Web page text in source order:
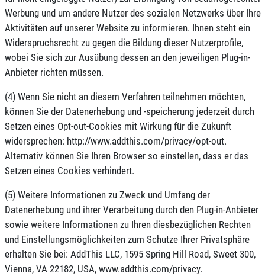
Werbung und um andere Nutzer des sozialen Netzwerks über Ihre
Aktivitäten auf unserer Website zu informieren. Ihnen steht ein
Widerspruchsrecht zu gegen die Bildung dieser Nutzerprofile,
wobei Sie sich zur Ausübung dessen an den jeweiligen Plug-in-
Anbieter richten müssen.
(4) Wenn Sie nicht an diesem Verfahren teilnehmen möchten,
können Sie der Datenerhebung und -speicherung jederzeit durch
Setzen eines Opt-out-Cookies mit Wirkung für die Zukunft
widersprechen: http://www.addthis.com/privacy/opt-out.
Alternativ können Sie Ihren Browser so einstellen, dass er das
Setzen eines Cookies verhindert.
(5) Weitere Informationen zu Zweck und Umfang der
Datenerhebung und ihrer Verarbeitung durch den Plug-in-Anbieter
sowie weitere Informationen zu Ihren diesbezüglichen Rechten
und Einstellungsmöglichkeiten zum Schutze Ihrer Privatsphäre
erhalten Sie bei: AddThis LLC, 1595 Spring Hill Road, Sweet 300,
Vienna, VA 22182, USA, www.addthis.com/privacy.